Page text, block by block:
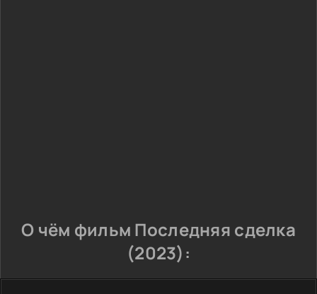
О чём фильм Последняя сделка
(2023):